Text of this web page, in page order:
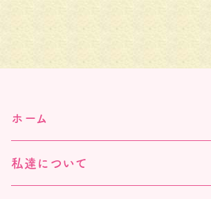
ホーム
私達について